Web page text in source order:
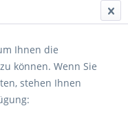
Ihnen die
können. Wenn Sie
stehen Ihnen